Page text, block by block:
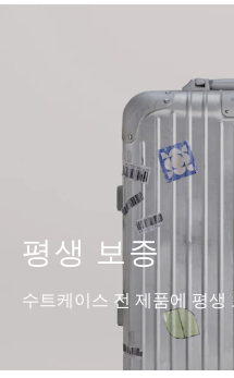
평생 보증
수트케이스 전 제품에 평